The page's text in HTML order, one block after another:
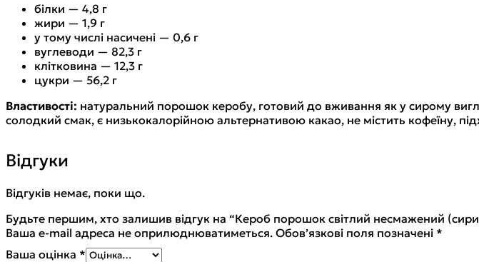
білки — 4,8 г
жири — 1,9 г
у тому числі насичені — 0,6 г
вуглеводи — 82,3 г
клітковина — 12,3 г
цукри — 56,2 г
Властивості: натуральний порошок керобу, готовий до вживання як у сирому
солодкий смак, є низькокалорійною альтернативою какао, не містить кофеїну,
Відгуки
Відгуків немає, поки що.
Будьте першим, хто залишив відгук на “Кероб порошок світлий несмажений
Ваша e-mail адреса не оприлюднюватиметься. Обов’язкові поля позначені *
Ваша оцінка *